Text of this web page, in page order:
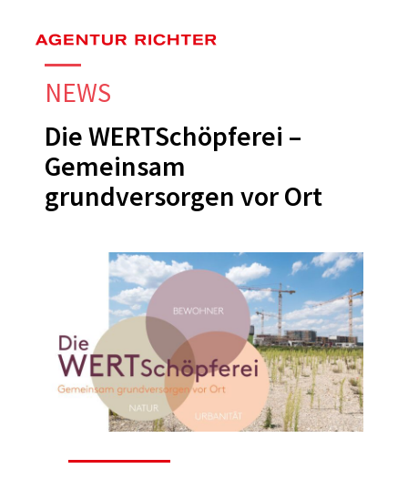
NEWS
Die WERTSchöpferei –
Gemeinsam
grundversorgen vor Ort